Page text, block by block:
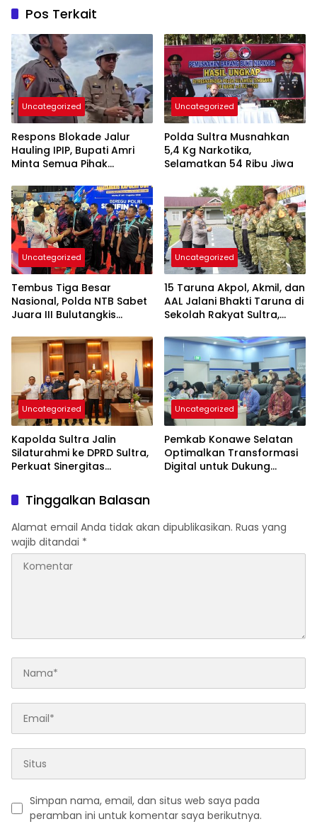
Pos Terkait
Uncategorized
Respons Blokade Jalur
Hauling IPIP, Bupati Amri
Minta Semua Pihak
Kepastian Hukum
Uncategorized
Polda Sultra Musnahkan
5,4 Kg Narkotika,
Selamatkan 54 Ribu Jiwa
Uncategorized
Tembus Tiga Besar
Nasional, Polda NTB Sabet
Juara III Bulutangkis
Uncategorized
15 Taruna Akpol, Akmil, dan
AAL Jalani Bhakti Taruna di
Sekolah Rakyat Sultra,
Nasionalisme
Uncategorized
Kapolda Sultra Jalin
Silaturahmi ke DPRD Sultra,
Perkuat Sinergitas
Kemajuan Daerah
Uncategorized
Pemkab Konawe Selatan
Optimalkan Transformasi
Digital untuk Dukung
Tinggalkan Balasan
Alamat email Anda tidak akan dipublikasikan. Ruas yang
wajib ditandai *
Simpan nama, email, dan situs web saya pada
peramban ini untuk komentar saya berikutnya.